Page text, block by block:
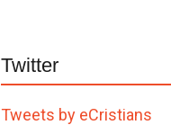
Twitter
Tweets by eCristians